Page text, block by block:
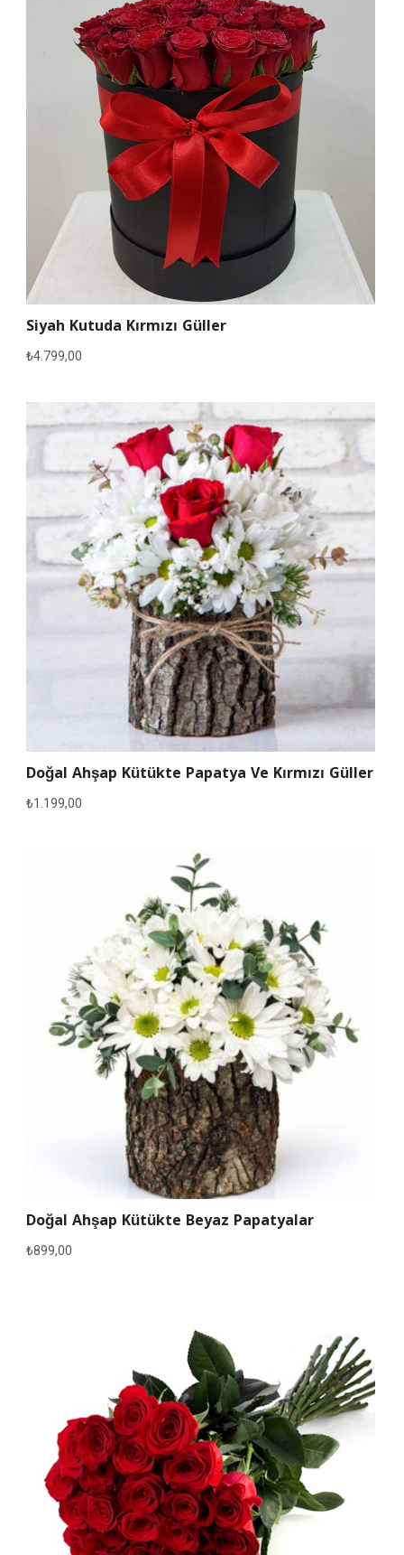
Siyah Kutuda Kırmızı Güller
₺4.799,00
Doğal Ahşap Kütükte Papatya Ve Kırmızı Güller
₺1.199,00
Doğal Ahşap Kütükte Beyaz Papatyalar
₺899,00